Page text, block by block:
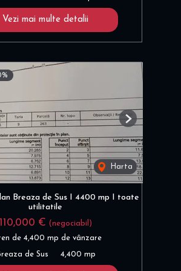
Vezi mai multe detalii
Harta
Next
Breaza de Sus I 4400 mp I toate
utilitatile
110,000 € (negociabil)
de 4,400 mp de vânzare
de Sus 4,400 mp